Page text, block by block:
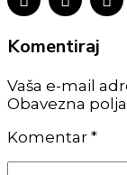
Komentiraj
Vaša e-mail
Obavezna
Komentar *